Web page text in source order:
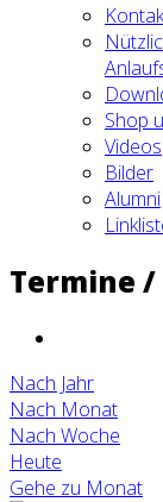
Shop
Videos
Bilder
Alumni
Termine
Nach Jahr
Nach Monat
Nach Woche
Heute
Gehe zu Monat